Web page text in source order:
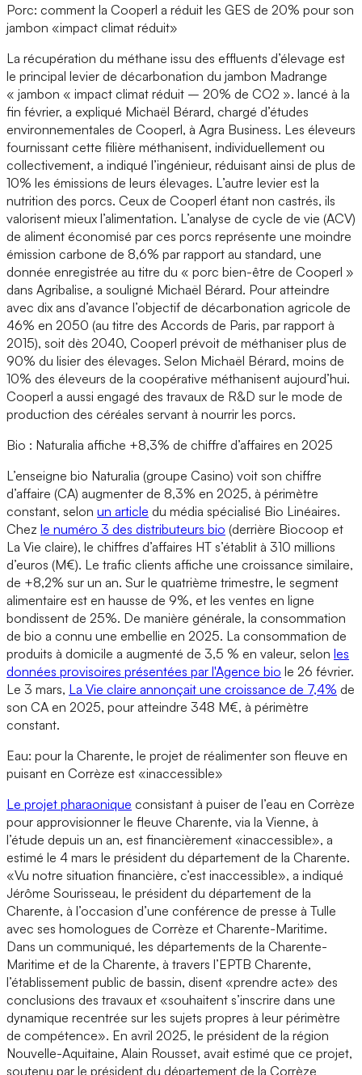
Porc: comment la Cooperl a réduit les GES de 20% pour son
jambon «impact climat réduit»
La récupération du méthane issu des effluents d’élevage est
le principal levier de décarbonation du jambon Madrange
« jambon « impact climat réduit – 20% de CO2 ». lancé à la
fin février, a expliqué Michaël Bérard, chargé d’études
environnementales de Cooperl, à Agra Business. Les éleveurs
fournissant cette filière méthanisent, individuellement ou
collectivement, a indiqué l’ingénieur, réduisant ainsi de plus de
10% les émissions de leurs élevages. L’autre levier est la
nutrition des porcs. Ceux de Cooperl étant non castrés, ils
valorisent mieux l’alimentation. L’analyse de cycle de vie (ACV)
de aliment économisé par ces porcs représente une moindre
émission carbone de 8,6% par rapport au standard, une
donnée enregistrée au titre du « porc bien-être de Cooperl »
dans Agribalise, a souligné Michaël Bérard. Pour atteindre
avec dix ans d’avance l’objectif de décarbonation agricole de
46% en 2050 (au titre des Accords de Paris, par rapport à
2015), soit dès 2040, Cooperl prévoit de méthaniser plus de
90% du lisier des élevages. Selon Michaël Bérard, moins de
10% des éleveurs de la coopérative méthanisent aujourd’hui.
Cooperl a aussi engagé des travaux de R&D sur le mode de
production des céréales servant à nourrir les porcs.
Bio : Naturalia affiche +8,3% de chiffre d’affaires en 2025
L’enseigne bio Naturalia (groupe Casino) voit son chiffre
d’affaire (CA) augmenter de 8,3% en 2025, à périmètre
constant, selon un article du média spécialisé Bio Linéaires.
Chez le numéro 3 des distributeurs bio (derrière Biocoop et
La Vie claire), le chiffres d’affaires HT s’établit à 310 millions
d’euros (M€). Le trafic clients affiche une croissance similaire,
de +8,2% sur un an. Sur le quatrième trimestre, le segment
alimentaire est en hausse de 9%, et les ventes en ligne
bondissent de 25%. De manière générale, la consommation
de bio a connu une embellie en 2025. La consommation de
produits à domicile a augmenté de 3,5 % en valeur, selon les
données provisoires présentées par l'Agence bio le 26 février.
Le 3 mars, La Vie claire annonçait une croissance de 7,4% de
son CA en 2025, pour atteindre 348 M€, à périmètre
constant.
Eau: pour la Charente, le projet de réalimenter son fleuve en
puisant en Corrèze est «inaccessible»
Le projet pharaonique consistant à puiser de l’eau en Corrèze
pour approvisionner le fleuve Charente, via la Vienne, à
l’étude depuis un an, est financièrement «inaccessible», a
estimé le 4 mars le président du département de la Charente.
«Vu notre situation financière, c’est inaccessible», a indiqué
Jérôme Sourisseau, le président du département de la
Charente, à l’occasion d’une conférence de presse à Tulle
avec ses homologues de Corrèze et Charente-Maritime.
Dans un communiqué, les départements de la Charente-
Maritime et de la Charente, à travers l’EPTB Charente,
l’établissement public de bassin, disent «prendre acte» des
conclusions des travaux et «souhaitent s’inscrire dans une
dynamique recentrée sur les sujets propres à leur périmètre
de compétence». En avril 2025, le président de la région
Nouvelle-Aquitaine, Alain Rousset, avait estimé que ce projet,
soutenu par le président du département de la Corrèze